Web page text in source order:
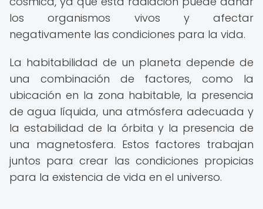
los organismos vivos y afectar
negativamente las condiciones para la vida.
La habitabilidad de un planeta depende de
una combinación de factores, como la
ubicación en la zona habitable, la presencia
de agua líquida, una atmósfera adecuada y
la estabilidad de la órbita y la presencia de
una magnetosfera. Estos factores trabajan
juntos para crear las condiciones propicias
para la existencia de vida en el universo.